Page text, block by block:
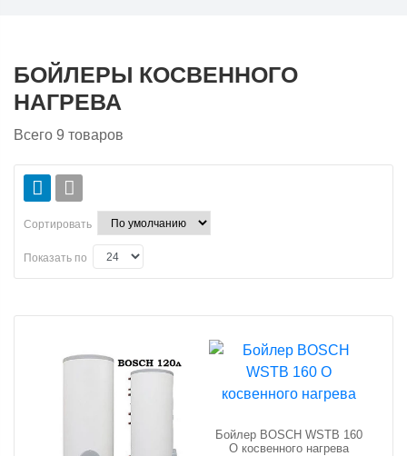
БОЙЛЕРЫ КОСВЕННОГО
НАГРЕВА
Всего 9 товаров
Сортировать
Показать по
Бойлер BOSCH WSTB 160
O косвенного нагрева